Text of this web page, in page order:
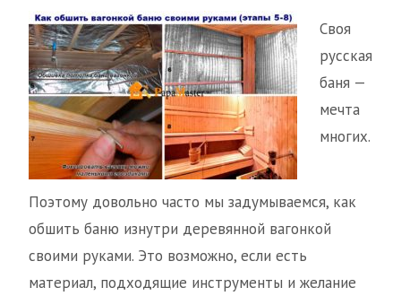
Своя
русская
баня —
мечта
многих.
Поэтому довольно часто мы задумываемся, как
обшить баню изнутри деревянной вагонкой
своими руками. Это возможно, если есть
материал, подходящие инструменты и желание